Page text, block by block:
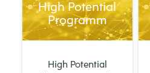
High Potential
Programm
High Potential